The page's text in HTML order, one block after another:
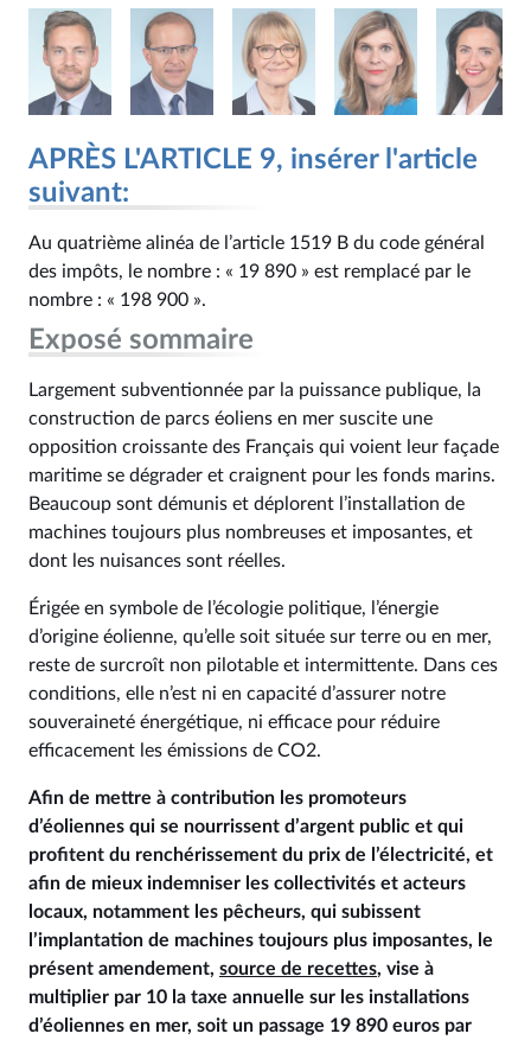
APRÈS L'ARTICLE 9, insérer l'article
suivant:
Au quatrième alinéa de l’article 1519 B du code général
des impôts, le nombre : « 19 890 » est remplacé par le
nombre : « 198 900 ».
Exposé sommaire
Largement subventionnée par la puissance publique, la
construction de parcs éoliens en mer suscite une
opposition croissante des Français qui voient leur façade
maritime se dégrader et craignent pour les fonds marins.
Beaucoup sont démunis et déplorent l’installation de
machines toujours plus nombreuses et imposantes, et
dont les nuisances sont réelles.
Érigée en symbole de l’écologie politique, l’énergie
d’origine éolienne, qu’elle soit située sur terre ou en mer,
reste de surcroît non pilotable et intermittente. Dans ces
conditions, elle n’est ni en capacité d’assurer notre
souveraineté énergétique, ni efficace pour réduire
efficacement les émissions de CO2.
Afin de mettre à contribution les promoteurs
d’éoliennes qui se nourrissent d’argent public et qui
profitent du renchérissement du prix de l’électricité, et
afin de mieux indemniser les collectivités et acteurs
locaux, notamment les pêcheurs, qui subissent
l’implantation de machines toujours plus imposantes, le
présent amendement, source de recettes, vise à
multiplier par 10 la taxe annuelle sur les installations
d’éoliennes en mer, soit un passage 19 890 euros par